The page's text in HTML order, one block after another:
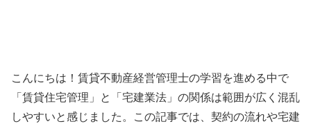
こんにちは！賃貸不動産経営管理士の学習を進める中で
「賃貸住宅管理」と「宅建業法」の関係は範囲が広く混乱
しやすいと感じました。この記事では、契約の流れや宅建